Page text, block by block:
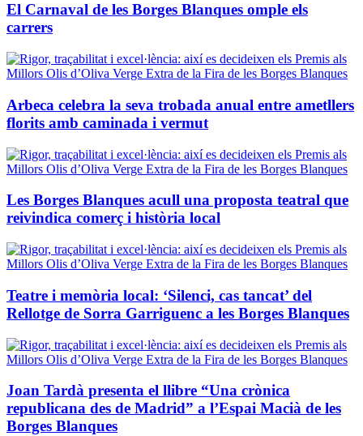
El Carnaval de les Borges Blanques omple els
carrers
Arbeca celebra la seva trobada anual entre ametllers
florits amb caminada i vermut
Les Borges Blanques acull una proposta teatral que
reivindica comerç i història local
Teatre i memòria local: ‘Silenci, cas tancat’ del
Rellotge de Sorra Garriguenc a les Borges Blanques
Joan Tardà presenta el llibre “Una crònica
republicana des de Madrid” a l’Espai Macià de les
Borges Blanques